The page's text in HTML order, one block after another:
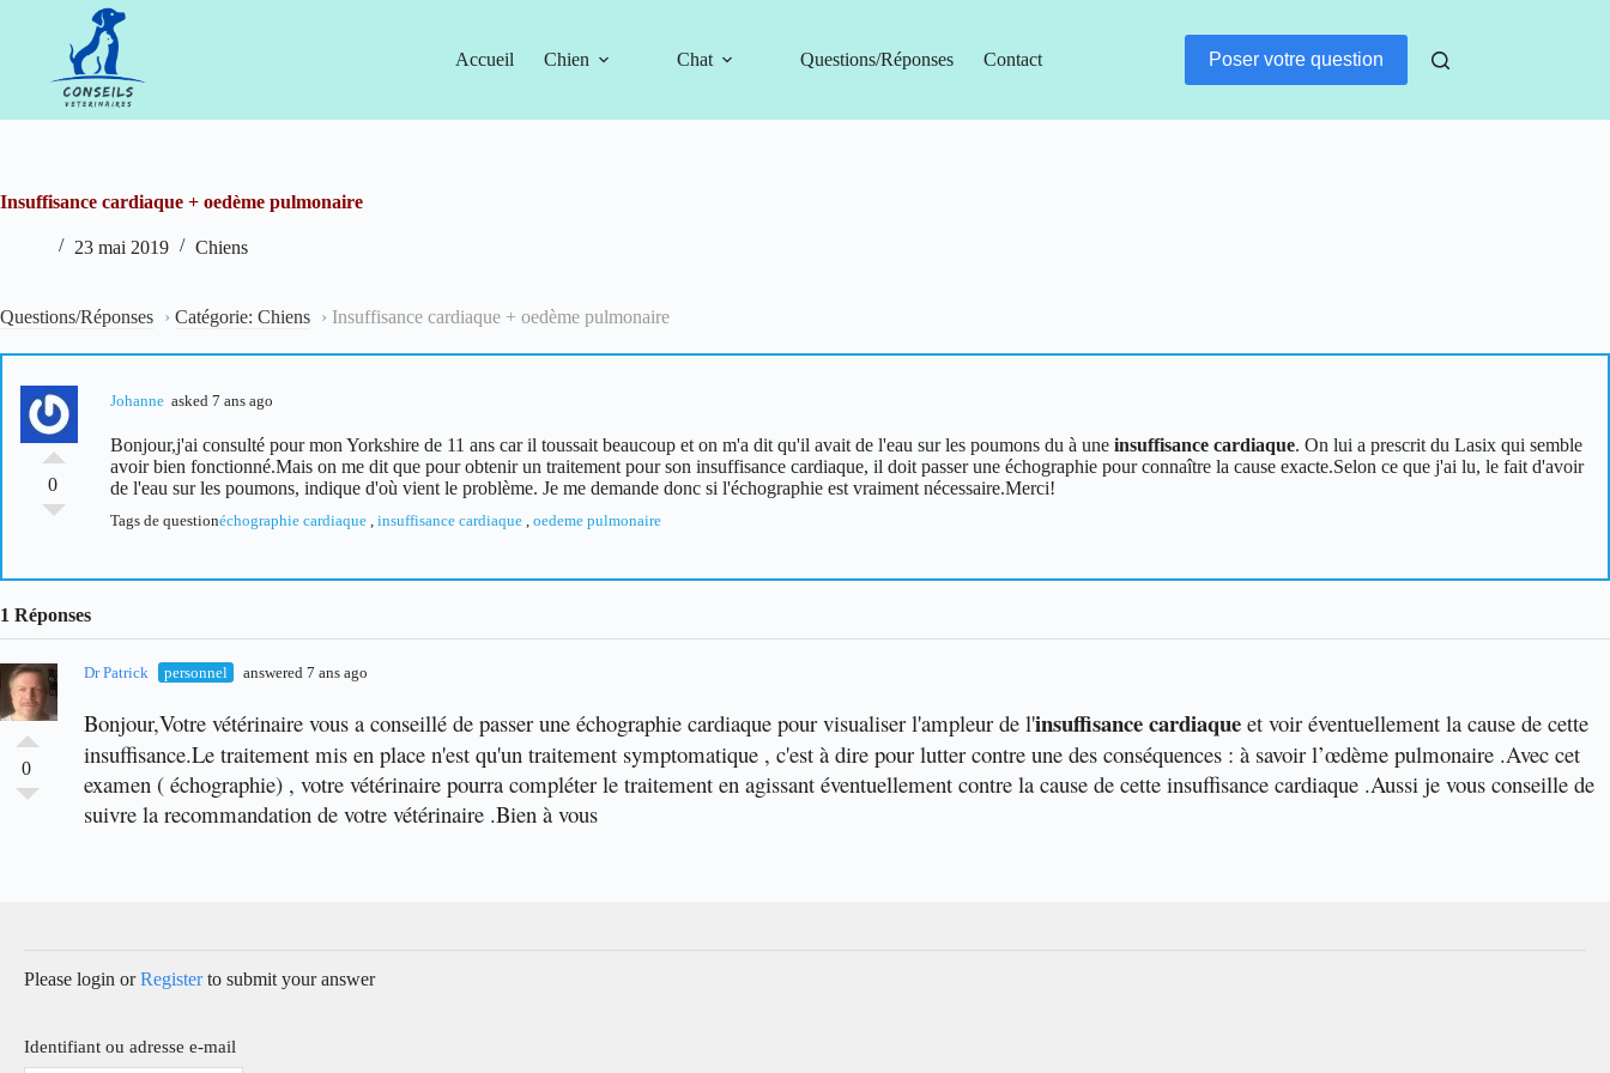
Accueil Chien Chat Questions/Réponses Contact Poser votre question
Insuffisance cardiaque + oedème pulmonaire
23 mai 2019 Chiens
Questions/Réponses › Catégorie: Chiens › Insuffisance cardiaque + oedème pulmonaire
0
Johanne asked 7 ans ago
Bonjour,j'ai consulté pour mon Yorkshire de 11 ans car il toussait beaucoup et on m'a dit qu'il avait de l'eau sur les poumons du à une insuffisance cardiaque. On lui a prescrit du Lasix qui semble
avoir bien fonctionné.Mais on me dit que pour obtenir un traitement pour son insuffisance cardiaque, il doit passer une échographie pour connaître la cause exacte.Selon ce que j'ai lu, le fait d'avoir
de l'eau sur les poumons, indique d'où vient le problème. Je me demande donc si l'échographie est vraiment nécessaire.Merci!
Tags de questionéchographie cardiaque , insuffisance cardiaque , oedeme pulmonaire
1 Réponses
0
Dr Patrick personnel answered 7 ans ago
Bonjour,Votre vétérinaire vous a conseillé de passer une échographie cardiaque pour visualiser l'ampleur de l'insuffisance cardiaque et voir éventuellement la cause de cette
insuffisance.Le traitement mis en place n'est qu'un traitement symptomatique , c'est à dire pour lutter contre une des conséquences : à savoir l’œdème pulmonaire .Avec cet
examen ( échographie) , votre vétérinaire pourra compléter le traitement en agissant éventuellement contre la cause de cette insuffisance cardiaque .Aussi je vous conseille de
suivre la recommandation de votre vétérinaire .Bien à vous
Please login orRegisterto submit your answer
Identifiant ou adresse e-mail